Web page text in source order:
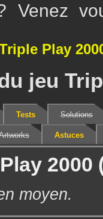
Venez
Play
jeu
Tests Solutions
Astuces
2000
moyen.